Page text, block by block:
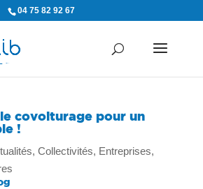
04 75 82 92 67
covoiturage pour un
!
, Collectivités, Entreprises,